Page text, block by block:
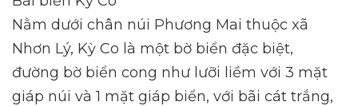
Nằm dưới chân núi Phương Mai thuộc xã
Nhơn Lý, Kỳ Co là một bờ biển đặc biệt,
đường bờ biển cong như lưỡi liềm với 3 mặt
giáp núi và 1 mặt giáp biển, với bãi cát trắng,